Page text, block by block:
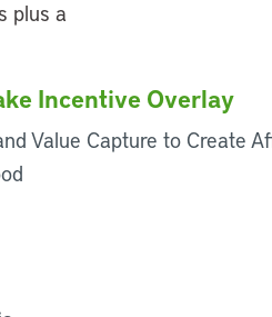
Incentive Overlay
Value Capture to Create